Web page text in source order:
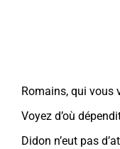
Romains, qui vous
Voyez d’où
Didon n’eut pas